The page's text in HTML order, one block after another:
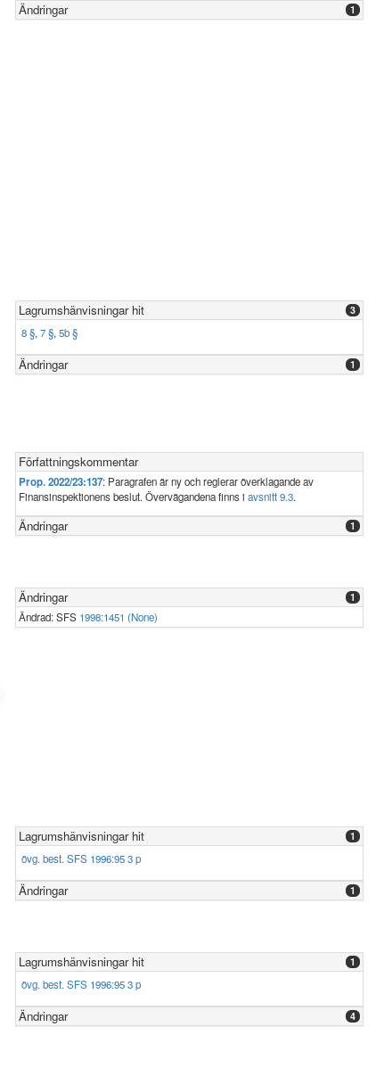
Ändringar 1
Lagrumshänvisningar hit 3
8 §,7 §,5b §
Ändringar 1
Författningskommentar
Prop. 2022/23:137: Paragrafen är ny och reglerar överklagande av
Finansinspektionens beslut. Övervägandena finns iavsnitt 9.3.
Ändringar 1
Ändringar 1
Ändrad: SFS 1998:1451 (None)
Lagrumshänvisningar hit 1
övg. best. SFS 1996:95 3 p
Ändringar 1
Lagrumshänvisningar hit 1
övg. best. SFS 1996:95 3 p
Ändringar 4